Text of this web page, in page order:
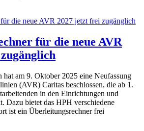
für die neue AVR
am 9. Oktober 2025 eine Neufassung
(AVR) Caritas beschlossen, die ab 1.
in den Einrichtungen und
Dazu bietet das HPH verschiedene
ist ein Überleitungsrechner frei